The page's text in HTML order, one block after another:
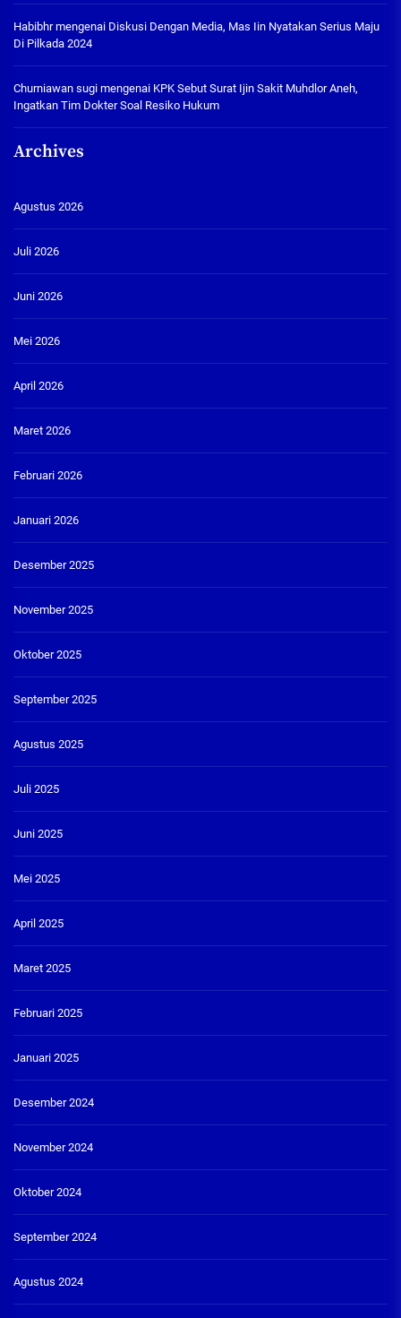
Habibhrmengenai Diskusi Dengan Media, Mas Iin Nyatakan Serius Maju
Di Pilkada 2024
Churniawan sugi mengenai KPK Sebut Surat Ijin Sakit Muhdlor Aneh,
Ingatkan Tim Dokter Soal Resiko Hukum
Archives
Agustus 2026
Juli 2026
Juni 2026
Mei 2026
April 2026
Maret 2026
Februari 2026
Januari 2026
Desember 2025
November 2025
Oktober 2025
September 2025
Agustus 2025
Juli 2025
Juni 2025
Mei 2025
April 2025
Maret 2025
Februari 2025
Januari 2025
Desember 2024
November 2024
Oktober 2024
September 2024
Agustus 2024